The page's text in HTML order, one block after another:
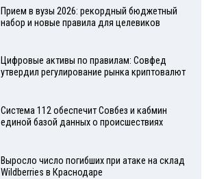
Прием в вузы 2026: рекордный бюджетный
набор и новые правила для целевиков
Цифровые активы по правилам: Совфед
утвердил регулирование рынка криптовалют
Система 112 обеспечит Совбез и кабмин
единой базой данных о происшествиях
Выросло число погибших при атаке на склад
Wildberries в Краснодаре